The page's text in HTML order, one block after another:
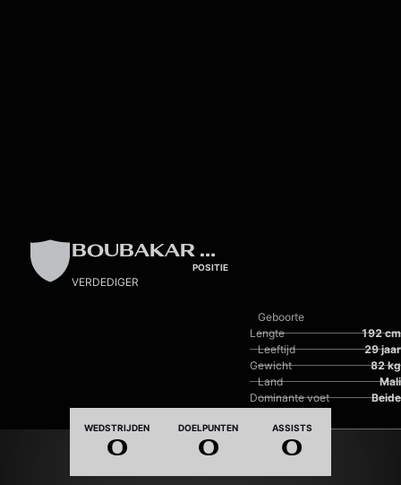
BOUBAKAR KOUYATÉ
POSITIE
VERDEDIGER
Lengte 192 cm
Gewicht 82 kg
Dominante voet Beide
Geboorte
Leeftijd 29 jaar
Land Mali
WEDSTRIJDEN
0
DOELPUNTEN
0
ASSISTS
0